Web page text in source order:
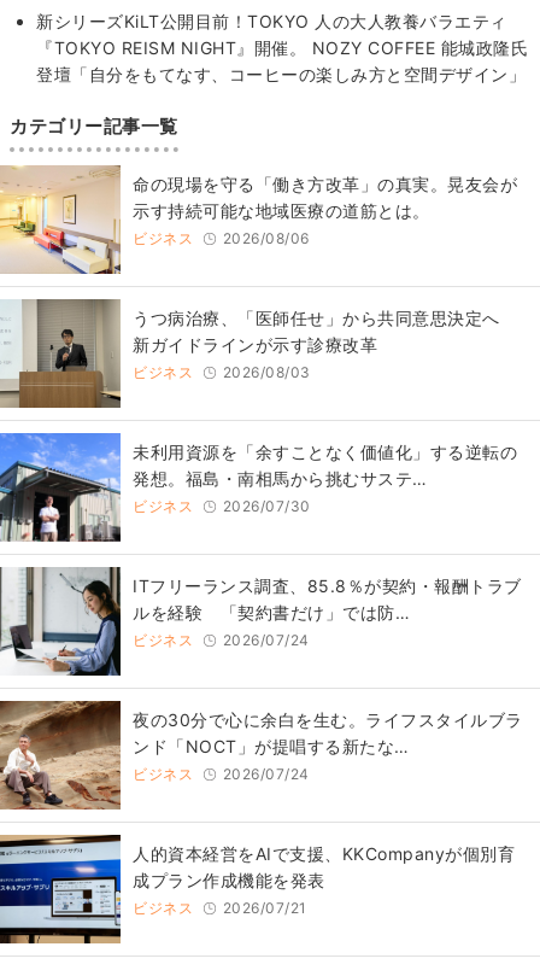
新シリーズKiLT公開目前！TOKYO ⼈の⼤⼈教養バラエティ
『TOKYO REISM NIGHT』開催。 NOZY COFFEE 能城政隆⽒
登壇「⾃分をもてなす、コーヒーの楽しみ⽅と空間デザイン」
カテゴリー記事一覧
​命の現場を守る「働き方改革」の真実。晃友会が
示す持続可能な地域医療の道筋とは。
ビジネス 2026/08/06
うつ病治療、「医師任せ」から共同意思決定へ
新ガイドラインが示す診療改革
ビジネス 2026/08/03
​​未利用資源を「余すことなく価値化」する逆転の
発想。福島・南相馬から挑むサステ…
ビジネス 2026/07/30
ITフリーランス調査、85.8％が契約・報酬トラブ
ルを経験 「契約書だけ」では防…
ビジネス 2026/07/24
​夜の30分で心に余白を生む。ライフスタイルブラ
ンド「NOCT」が提唱する新たな…
ビジネス 2026/07/24
人的資本経営をAIで支援、KKCompanyが個別育
成プラン作成機能を発表
ビジネス 2026/07/21